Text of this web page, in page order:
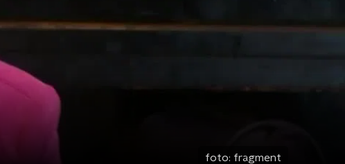
foto: fragment